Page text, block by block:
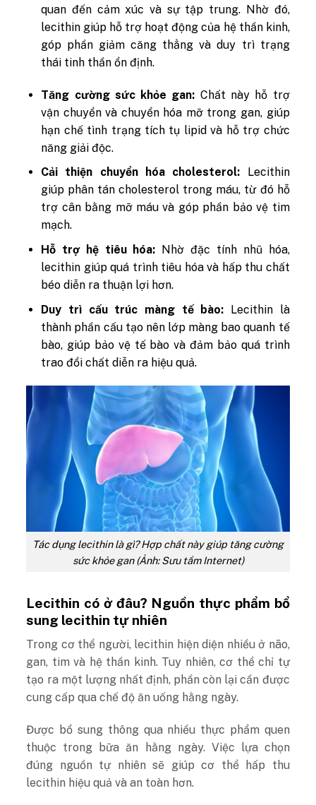
quan đến cảm xúc và sự tập trung. Nhờ đó,
lecithin giúp hỗ trợ hoạt động của hệ thần kinh,
góp phần giảm căng thẳng và duy trì trạng
thái tinh thần ổn định.
Tăng cường sức khỏe gan: Chất này hỗ trợ
vận chuyển và chuyển hóa mỡ trong gan, giúp
hạn chế tình trạng tích tụ lipid và hỗ trợ chức
năng giải độc.
Cải thiện chuyển hóa cholesterol:
Lecithin
giúp phân tán cholesterol trong máu, từ đó hỗ
trợ cân bằng mỡ máu và góp phần bảo vệ tim
mạch.
Hỗ trợ hệ tiêu hóa: Nhờ đặc tính nhũ hóa,
lecithin giúp quá trình tiêu hóa và hấp thu chất
béo diễn ra thuận lợi hơn.
Duy trì cấu trúc màng tế bào: Lecithin là
thành phần cấu tạo nên lớp màng bao quanh tế
bào, giúp bảo vệ tế bào và đảm bảo quá trình
trao đổi chất diễn ra hiệu quả.
Tác dụng lecithin là gì? Hợp chất này giúp tăng cường
sức khỏe gan (Ảnh: Sưu tầm Internet)
Lecithin có ở đâu? Nguồn thực phẩm bổ
sung lecithin tự nhiên
Trong cơ thể người, lecithin hiện diện nhiều ở não,
gan, tim và hệ thần kinh. Tuy nhiên, cơ thể chỉ tự
tạo ra một lượng nhất định, phần còn lại cần được
cung cấp qua chế độ ăn uống hằng ngày.
Được bổ sung thông qua nhiều thực phẩm quen
thuộc trong bữa ăn hằng ngày. Việc lựa chọn
đúng nguồn tự nhiên sẽ giúp cơ thể hấp thu
lecithin hiệu quả và an toàn hơn.